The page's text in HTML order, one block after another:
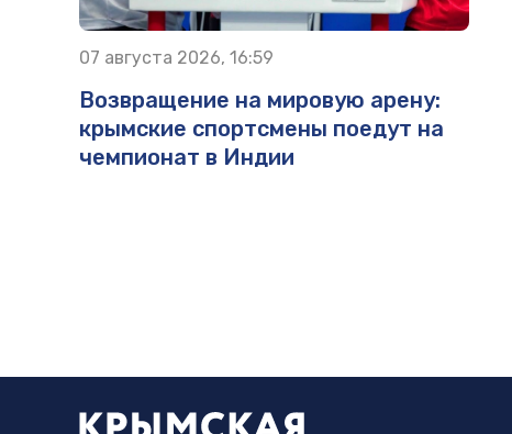
07 августа 2026, 16:59
Возвращение на мировую арену:
крымские спортсмены поедут на
чемпионат в Индии